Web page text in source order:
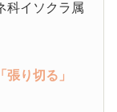
科イソクラ属
「張り切る」